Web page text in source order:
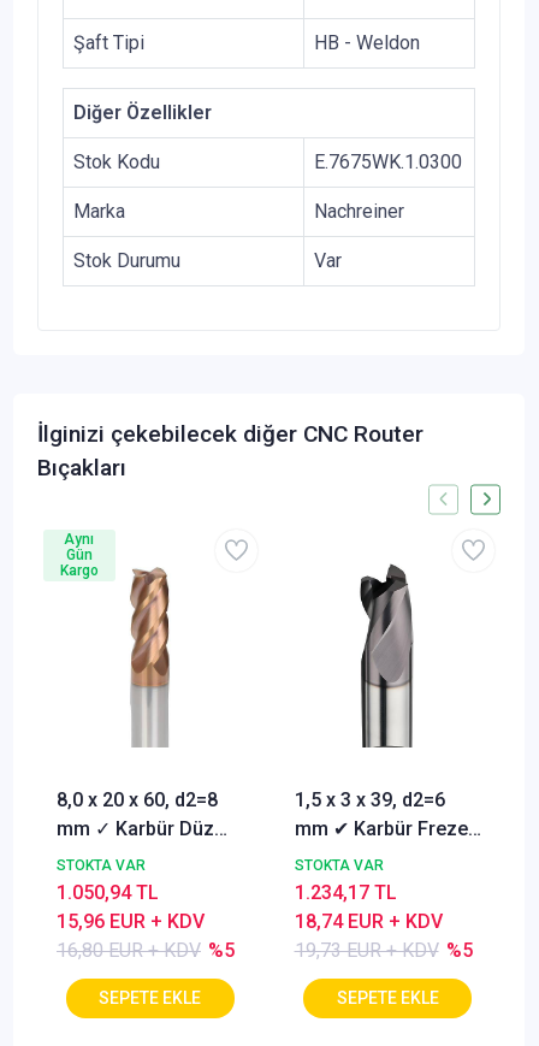
Şaft Tipi HB - Weldon
Diğer Özellikler
Stok Kodu E.7675WK.1.0300
Marka Nachreiner
Stok Durumu Var
İlginizi çekebilecek diğer CNC Router
Bıçakları
8,0 x 20 x 60, d2=8
mm ✓ Karbür Düz
Freze, Parmak freze
ucu Z=4,TiSiN
Kaplamalı
STOKTA VAR
16,80 EUR + KDV %5
15,96 EUR + KDV
1.050,94 TL
Aynı
Gün
Kargo
1,5 x 3 x 39, d2=6
mm ✔ Karbür Freze
ucu, Z=3, Kaplamalı,
30°
STOKTA VAR
19,73 EUR + KDV %5
18,74 EUR + KDV
1.234,17 TL